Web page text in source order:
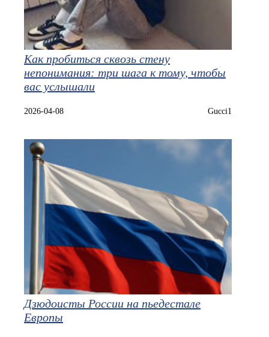
Как пробиться сквозь стену
непонимания: три шага к тому, чтобы
вас услышали
2026-04-08 Gucci1
Дзюдоисты России на пьедестале
Европы